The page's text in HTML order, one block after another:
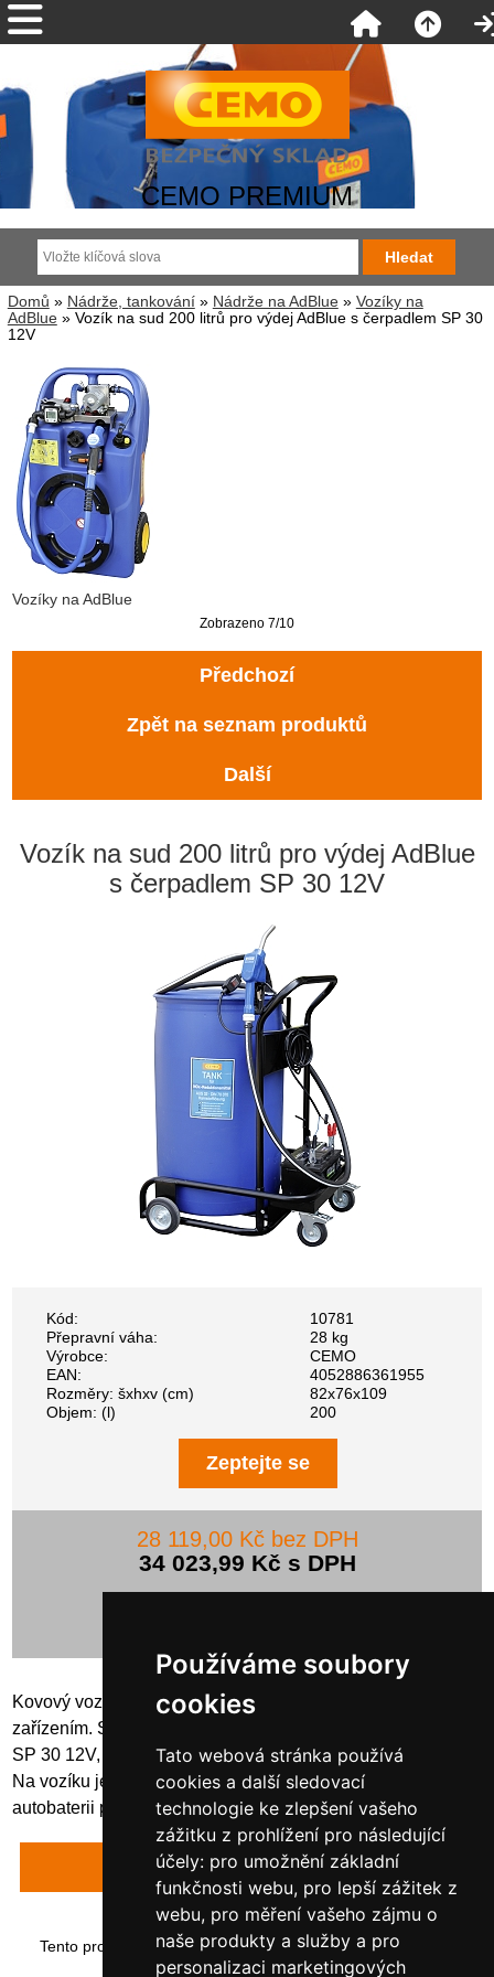
Používáme soubory
cookies
Tato webová stránka používá
cookies a další sledovací
technologie ke zlepšení vašeho
zážitku z prohlížení pro následující
účely: pro umožnění základní
funkčnosti webu, pro lepší zážitek z
webu, pro měření vašeho zájmu o
naše produkty a služby a pro
personalizaci marketingových
CEMO PREMIUM
Domů » Nádrže, tankování» Nádrže na AdBlue» Vozíky na
AdBlue» Vozík na sud 200 litrů pro výdej AdBlue s čerpadlem SP 30
12V
Vozíky na AdBlue
Zobrazeno 7/10
Předchozí
Zpět na seznam produktů
Další
Vozík na sud 200 litrů pro výdej AdBlue
s čerpadlem SP 30 12V
Kód:
10781
Přepravní váha:
28 kg
Výrobce:
CEMO
EAN:
4052886361955
Rozměry: šxhxv (cm)
82x76x109
Objem: (l)
200
Zeptejte se
28 119,00 Kč bez DPH
34 023,99 Kč s DPH
Kovový vozík pro převoz sudu 200 litrů s AdBlue s výdejním
zařízením. Součástí vozíku je ponorné čerpadlo na AdBlue
SP 30 12V, výdejní hadice 4 metry s automatickou pistolí.
Na vozíku je plošina, na kterou lze umístit klasickou
autobaterii pro nezávislé napájení čerpadla.
Napsat recenzi
Tento produkt byl přidán do našeho katalogu dne neděle 14
ledna, 2018.